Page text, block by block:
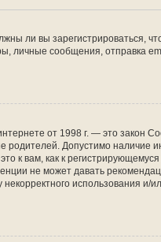
ли вы зарегистрироваться,
сообщения, отправка
от 1998 г. — это закон
Допустимо наличие
вам, как к
не может давать
использования